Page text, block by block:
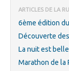
ARTICLES DE LA
6ème édition
Découverte
La nuit est belle
Marathon de la